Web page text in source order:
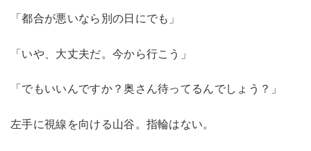
「都合が悪いなら別の日にでも」
「いや、大丈夫だ。今から行こう」
「でもいいんですか？奥さん待ってるんでしょう？」
左手に視線を向ける山谷。指輪はない。